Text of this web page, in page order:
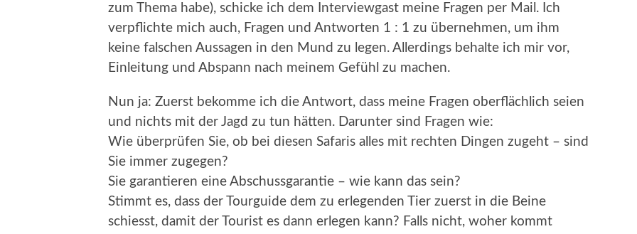
zum Thema habe), schicke ich dem Interviewgast meine Fragen per Mail. Ich
verpflichte mich auch, Fragen und Antworten 1 : 1 zu übernehmen, um ihm
keine falschen Aussagen in den Mund zu legen. Allerdings behalte ich mir vor,
Einleitung und Abspann nach meinem Gefühl zu machen.
Nun ja: Zuerst bekomme ich die Antwort, dass meine Fragen oberflächlich seien
und nichts mit der Jagd zu tun hätten. Darunter sind Fragen wie:
Wie überprüfen Sie, ob bei diesen Safaris alles mit rechten Dingen zugeht – sind
Sie immer zugegen?
Sie garantieren eine Abschussgarantie – wie kann das sein?
Stimmt es, dass der Tourguide dem zu erlegenden Tier zuerst in die Beine
schiesst, damit der Tourist es dann erlegen kann? Falls nicht, woher kommt